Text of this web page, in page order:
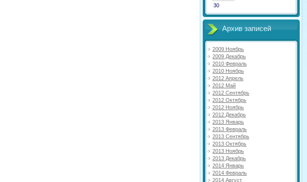
30
Архив записей
2009 Ноябрь
2009 Декабрь
2010 Февраль
2010 Ноябрь
2012 Апрель
2012 Май
2012 Сентябрь
2012 Октябрь
2012 Ноябрь
2012 Декабрь
2013 Январь
2013 Февраль
2013 Сентябрь
2013 Октябрь
2013 Ноябрь
2013 Декабрь
2014 Январь
2014 Февраль
2014 Август